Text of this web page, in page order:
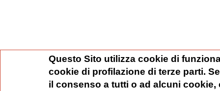
Questo Sito utilizza cookie di
cookie di profilazione di terze parti.
il consenso a tutti o ad alcuni